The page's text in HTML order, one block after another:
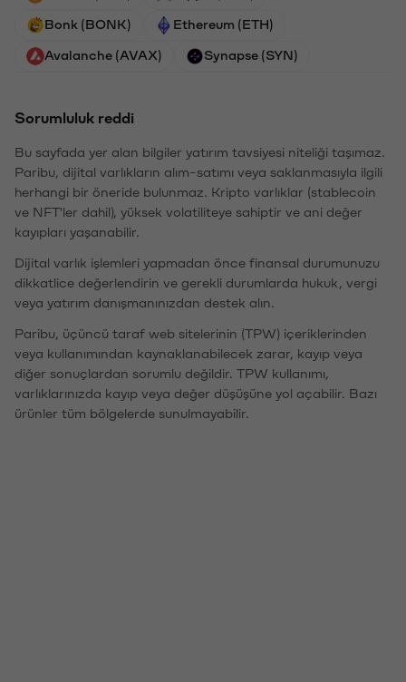
Bonk (BONK) Ethereum (ETH)
Avalanche (AVAX) Synapse (SYN)
Sorumluluk reddi
Bu sayfada yer alan bilgiler yatırım tavsiyesi niteliği taşımaz.
Paribu, dijital varlıkların alım-satımı veya saklanmasıyla ilgili
herhangi bir öneride bulunmaz. Kripto varlıklar (stablecoin
ve NFT'ler dahil), yüksek volatiliteye sahiptir ve ani değer
kayıpları yaşanabilir.
Dijital varlık işlemleri yapmadan önce finansal durumunuzu
dikkatlice değerlendirin ve gerekli durumlarda hukuk, vergi
veya yatırım danışmanınızdan destek alın.
Paribu, üçüncü taraf web sitelerinin (TPW) içeriklerinden
veya kullanımından kaynaklanabilecek zarar, kayıp veya
diğer sonuçlardan sorumlu değildir. TPW kullanımı,
varlıklarınızda kayıp veya değer düşüşüne yol açabilir. Bazı
ürünler tüm bölgelerde sunulmayabilir.